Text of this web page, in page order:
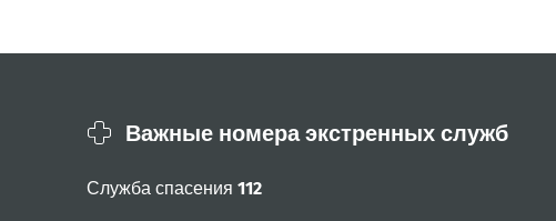
Важные номера экстренных служб
Служба спасения 112